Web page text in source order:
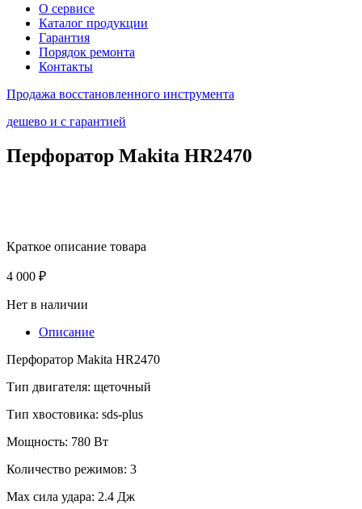
О сервисе
Каталог продукции
Гарантия
Порядок ремонта
Контакты
Продажа восстановленного инструмента
дешево и с гарантией
Перфоратор Makita HR2470
Краткое описание товара
4 000 ₽
Нет в наличии
Описание
Перфоратор Makita HR2470
Тип двигателя: щеточный
Тип хвостовика: sds-plus
Мощность: 780 Вт
Количество режимов: 3
Max сила удара: 2.4 Дж